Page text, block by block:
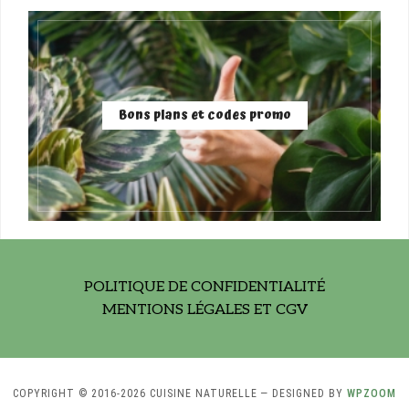
Bons plans et codes promo
POLITIQUE DE CONFIDENTIALITÉ
MENTIONS LÉGALES ET CGV
COPYRIGHT © 2016-2026 CUISINE NATURELLE — DESIGNED BY WPZOOM